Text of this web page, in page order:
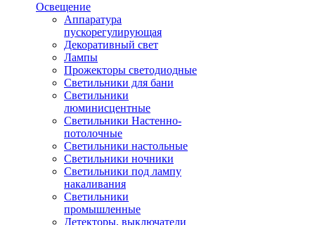
Освещение
Аппаратура
пускорегулирующая
Декоративный свет
Лампы
Прожекторы светодиодные
Светильники для бани
Светильники
люминисцентные
Светильники Настенно-
потолочные
Светильники настольные
Светильники ночники
Светильники под лампу
накаливания
Светильники
промышленные
Детекторы, выключатели